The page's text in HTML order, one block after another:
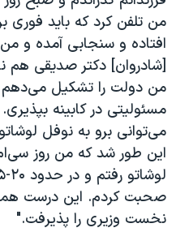
من تلفن کرد که باید فوری
افتاده و سنجابی آمده و
[شادروان] دکتر صدیقی هم
من دولت را تشکیل می‌دهم
مسئولیتی در کابینه
می‌توانی برو به نوفل
صحبت کردم. این درست
نخست وزیری را پذیرفت."